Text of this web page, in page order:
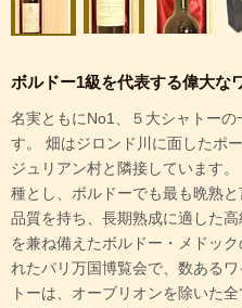
ボルドー1級を代表する偉大な
名実ともにNo1、５大シャトー
す。 畑はジロンド川に面したポ
ジュリアン村と隣接しています
種とし、ボルドーでも最も晩熟
品質を持ち、長期熟成に適した
を兼ね備えたボルドー・メドッ
れたパリ万国博覧会で、数ある
トーは、オーブリオンを除いた